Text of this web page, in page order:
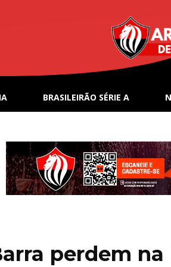
BRASILEIRÃO SÉRIE A
perdem